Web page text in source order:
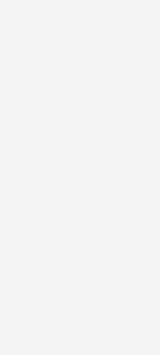
direkt in die
Heftausgaben
Vor ihnen
BAUMETALL-
veröffentlicht –
mit ihren
und mehr den
Spenglern
Schwelle zu